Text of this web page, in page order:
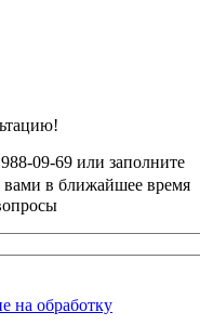
09-69 или заполните
в ближайшее время
на обработку